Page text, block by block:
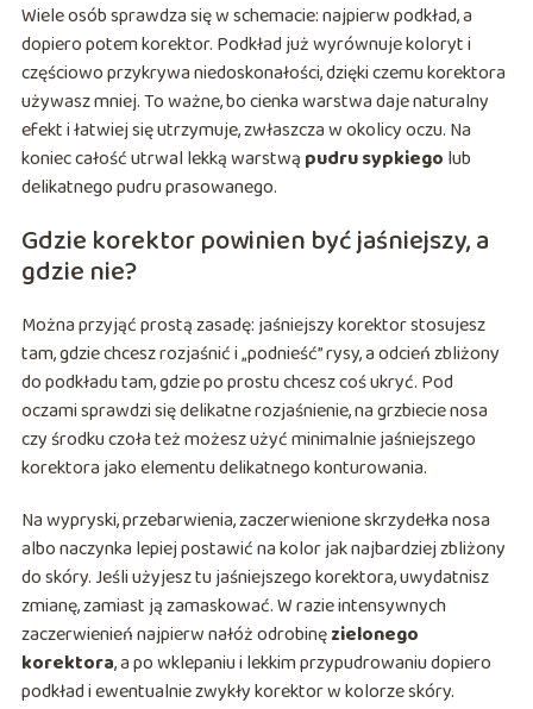
Wiele osób sprawdza się w schemacie: najpierw podkład, a
dopiero potem korektor. Podkład już wyrównuje koloryt i
częściowo przykrywa niedoskonałości, dzięki czemu korektora
używasz mniej. To ważne, bo cienka warstwa daje naturalny
efekt i łatwiej się utrzymuje, zwłaszcza w okolicy oczu. Na
koniec całość utrwal lekką warstwą pudru sypkiego lub
delikatnego pudru prasowanego.
Gdzie korektor powinien być jaśniejszy, a
gdzie nie?
Można przyjąć prostą zasadę: jaśniejszy korektor stosujesz
tam, gdzie chcesz rozjaśnić i „podnieść” rysy, a odcień zbliżony
do podkładu tam, gdzie po prostu chcesz coś ukryć. Pod
oczami sprawdzi się delikatne rozjaśnienie, na grzbiecie nosa
czy środku czoła też możesz użyć minimalnie jaśniejszego
korektora jako elementu delikatnego konturowania.
Na wypryski, przebarwienia, zaczerwienione skrzydełka nosa
albo naczynka lepiej postawić na kolor jak najbardziej zbliżony
do skóry. Jeśli użyjesz tu jaśniejszego korektora, uwydatnisz
zmianę, zamiast ją zamaskować. W razie intensywnych
zaczerwienień najpierw nałóż odrobinęzielonego
korektora, a po wklepaniu i lekkim przypudrowaniu dopiero
podkład i ewentualnie zwykły korektor w kolorze skóry.